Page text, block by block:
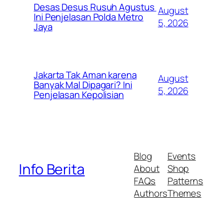
Desas Desus Rusuh Agustus
Ini Penjelasan Polda Metro
Jaya
August
5, 2026
Jakarta Tak Aman karena
Banyak Mal Dipagari? Ini
Penjelasan Kepolisian
August
5, 2026
Info Berita
Blog
About
FAQs
Authors
Events
Shop
Patterns
Themes